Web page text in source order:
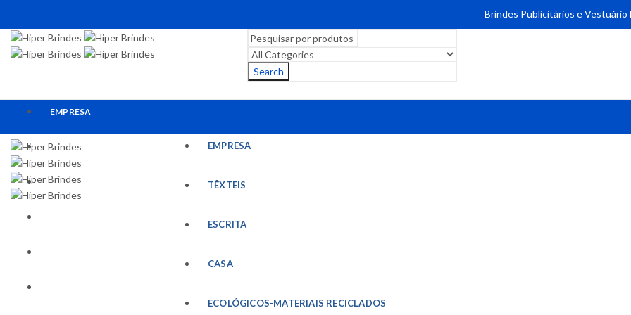
Brindes Publicitários e Vestuário
Search
EMPRESA
TÊXTEIS
ESCRITA
EMPRESA
TÊXTEIS
ESCRITA
CASA
ECOLÓGICOS-MATERIAIS RECICLADOS